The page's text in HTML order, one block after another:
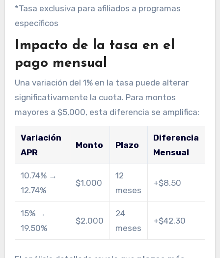
*Tasa exclusiva para afiliados a programas
específicos
Impacto de la tasa en el
pago mensual
Una variación del 1% en la tasa puede alterar
significativamente la cuota. Para montos
mayores a $5,000, esta diferencia se amplifica:
Variación
APR
Monto Plazo
Diferencia
Mensual
10.74% →
12.74%
$1,000
12
meses
+$8.50
15% →
19.50%
$2,000
24
meses
+$42.30